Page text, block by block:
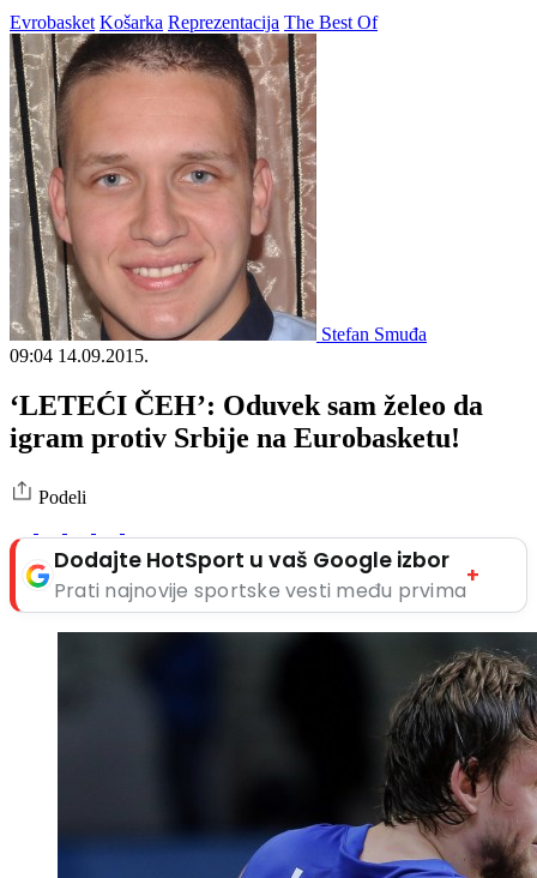
Evrobasket Košarka Reprezentacija The Best Of
Stefan Smuđa
09:04 14.09.2015.
‘LETEĆI ČEH’: Oduvek sam želeo da
igram protiv Srbije na Eurobasketu!
Podeli
Dodajte HotSport u vaš Google izbor
Prati najnovije sportske vesti među prvima
+